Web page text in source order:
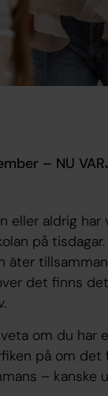
– NU
aldrig har
på
äter
det finns
om du har
på om
–